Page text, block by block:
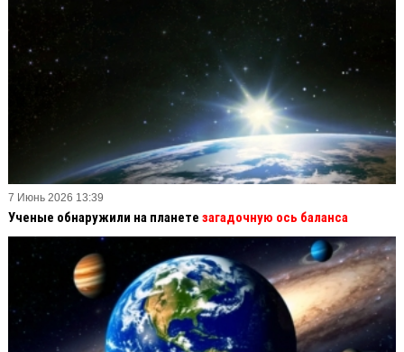
7 Июнь 2026 13:39
Ученые обнаружили на планете загадочную ось баланса